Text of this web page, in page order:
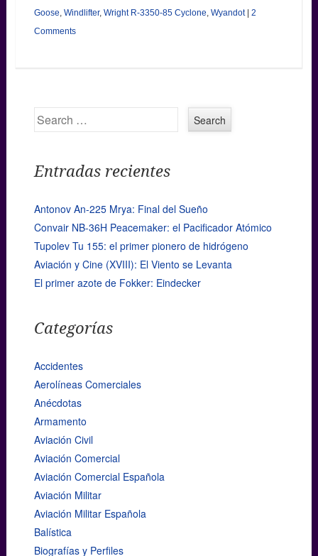
Goose Windlifter, Wright R-3350-85 Cyclone Wyandot | 2
Comments
Search
Entradas recientes
Antonov An-225 Mrya: Final del Sueño
Convair NB-36H Peacemaker: el Pacificador Atómico
Tupolev Tu 155: el primer pionero de hidrógeno
Aviación y Cine (XVIII): El Viento se Levanta
El primer azote de Fokker: Eindecker
Categorías
Accidentes
Aerolíneas Comerciales
Anécdotas
Armamento
Aviación Civil
Aviación Comercial
Aviación Comercial Española
Aviación Militar
Aviación Militar Española
Balística
Biografías y Perfiles